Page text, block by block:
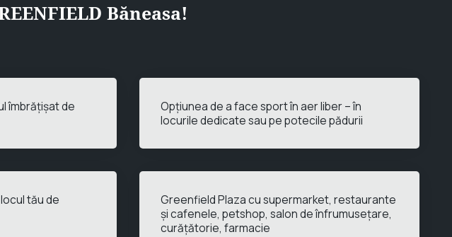
Băneasa!
îmbrățișat de
Opțiunea de a face sport în aer liber – în
locurile dedicate sau pe potecile pădurii
tău de
Greenfield Plaza cu supermarket, restaurante
și cafenele, petshop, salon de înfrumusețare,
curățătorie, farmacie